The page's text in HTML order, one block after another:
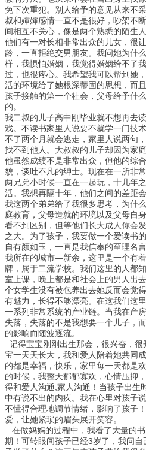
免下次重犯。别人给予的意见从来不
叔和婶婶感情一直不是很好，吵架不
间相互不关心，像是两个熟悉的陌生人
他们有一对长相非常出众的儿女，很
龄，一直拒绝交男朋友。我问她为什
样，我惧怕婚姻，我觉得婚姻给不了
过，也很疼心。我希望我可以帮到她
活的环境给了她根深蒂固的思想，而
孩子接触的第一个社会，父母给予什
的。
我二叔的儿子高中刚毕业就不想再去
戏。不读书家里人说要不就学一门技
不了两个月就会逃走，家里人说两句
找不到他人。大叔叔的儿子却因为家
他虽然成绩不是非常出众，但他的综
貌，谈吐不凡的绅士。现在在一所非
两兄弟小时候一直在一起玩，十几年
活。我想再隔十年，他们之间的差距会
我这两个弟弟给了我很多思考，为什
庭教育，父母造就的环境以及父母自
看不到区别，但等他们长大成人你会
之大。为了孩子，我要做一个爱读书
自有颜如玉，一直是我信奉的至理名言
我所在的城市—新余，这里是一个有
牌，属于二流学校。我们这里的人都
室上课，晚上都是和社会上的男人出
个女学生没有被包养出去她反而会觉
有魅力，长得不够漂亮。在这我们这
一系列非常系统的产业链。当我在产
失落，失落的不是我想要一个儿子，
的影响而随波逐流。
记得宝宝刚刚出生那会，很兴奋，
宝一天天长大，我和爱人陪着她共同
的都是幸福，快乐，家里每一天都是
的时候，我整天郁郁寡欢，心情压抑
得和爱人沟通,家人沟通！当孩子出生
中有说不出的内疚。我在心里对孩子
不懂得合理地调节情绪，影响了孩子
爱，让她紧琐的眉头展开笑容。
在做妈妈的过程中，我看了大量的
期！可转眼间孩子已经3岁了，我问